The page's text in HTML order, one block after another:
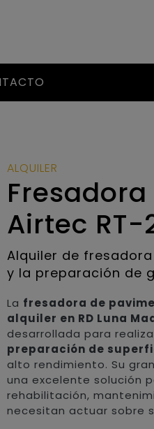
ALQUILER
Airtec RT-
Alquiler de
y la preparación de
La fresadora de
alquiler en RD Luna
desarrollada para
preparación de
alto rendimiento. Su
una excelente solución
rehabilitación,
necesitan actuar sobre